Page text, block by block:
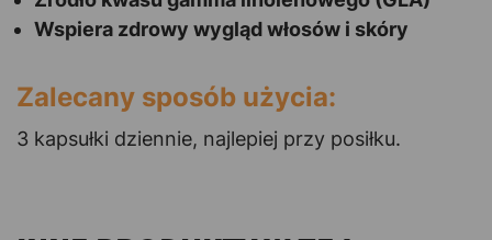
Wspiera zdrowy wygląd włosów i skóry
Zalecany sposób użycia:
3 kapsułki dziennie, najlepiej przy posiłku.